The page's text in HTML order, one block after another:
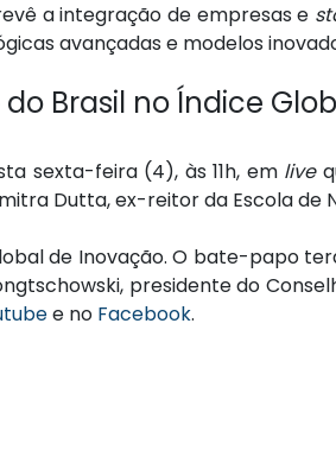
a integração de empresas e
avançadas e modelos
Brasil no Índice
sexta-feira (4), às 11h, em live
Dutta, ex-reitor da Escola de
de Inovação. O bate-papo
presidente do
e no Facebook.